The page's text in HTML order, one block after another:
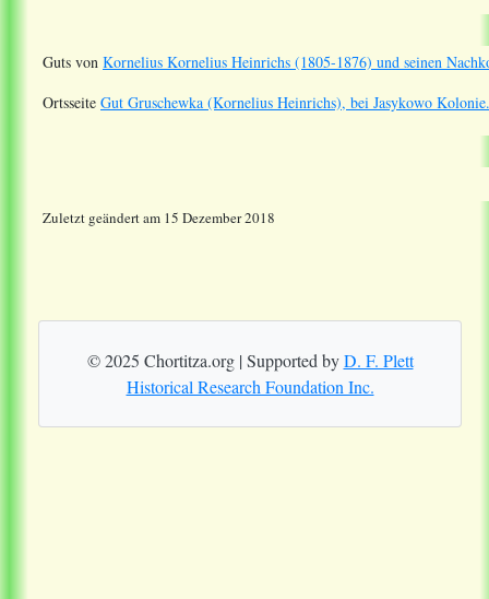
Guts von Kornelius Kornelius Heinrichs (1805-1876) und seinen
Ortsseite Gut Gruschewka (Kornelius Heinrichs), bei Jasykowo Kolonie.
Zuletzt geändert am 15 Dezember 2018
© 2025 Chortitza.org | Supported byD. F. Plett
Historical Research Foundation Inc.